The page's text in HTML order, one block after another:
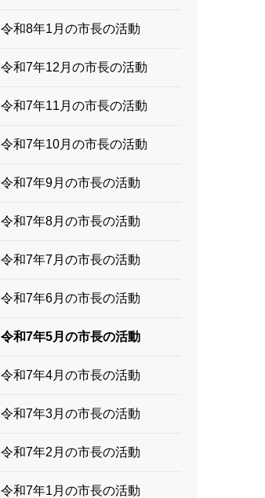
令和8年1月の市長の活動
令和7年12月の市長の活動
令和7年11月の市長の活動
令和7年10月の市長の活動
令和7年9月の市長の活動
令和7年8月の市長の活動
令和7年7月の市長の活動
令和7年6月の市長の活動
令和7年5月の市長の活動
令和7年4月の市長の活動
令和7年3月の市長の活動
令和7年2月の市長の活動
令和7年1月の市長の活動